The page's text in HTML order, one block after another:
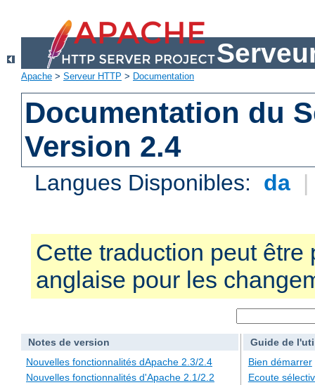
Apache > Serveur HTTP > Documentation
Documentation du
Version 2.4
Langues Disponibles: da |
Cette traduction peut
anglaise pour les
Notes de version
Nouvelles fonctionnalités dApache 2.3/2.4
Nouvelles fonctionnalités d'Apache 2.1/2.2
Guide de
Bien démarrer
Ecoute